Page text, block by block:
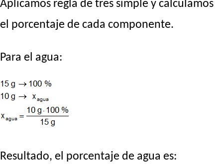
Aplicamos regla de tres simple y calculamos
el porcentaje de cada componente.
Para el agua:
Resultado, el porcentaje de agua es: